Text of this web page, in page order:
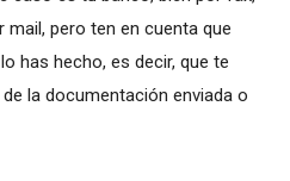
mail, pero ten en cuenta que
has hecho, es decir, que te
la documentación enviada o